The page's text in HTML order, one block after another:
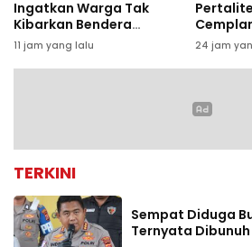
Ingatkan Warga Tak
Kibarkan Bendera
Setengah Tiang Jelang
HUT RI
11 jam yang lalu
Pertalite
Luka
24 jam
TERKINI
Sempat Diduga
Ternyata